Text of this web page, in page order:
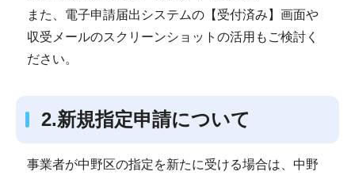
また、電子申請届出システムの【受付済み】画面や
収受メールのスクリーンショットの活用もご検討く
ださい。
2.新規指定申請について
事業者が中野区の指定を新たに受ける場合は、中野